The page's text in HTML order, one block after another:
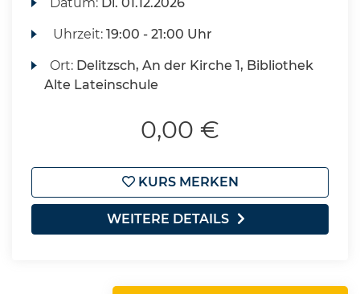
Uhrzeit:19:00 - 21:00 Uhr
Ort: Delitzsch, An der Kirche 1, Bibliothek
Alte Lateinschule
0,00 €
KURS MERKEN
WEITERE DETAILS